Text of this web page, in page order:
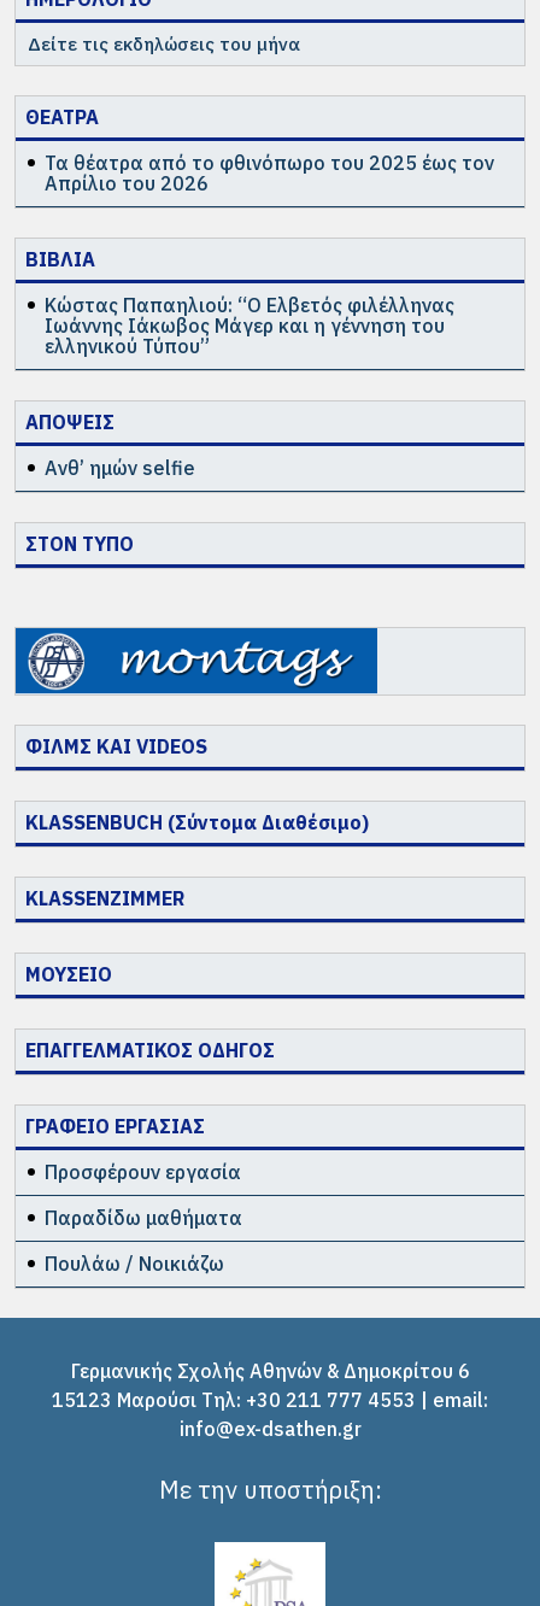
Δείτε τις εκδηλώσεις του μήνα
ΘΕΑΤΡΑ
Τα θέατρα από το φθινόπωρο του 2025 έως τον
Απρίλιο του 2026
ΒΙΒΛΙΑ
Κώστας Παπαηλιού: “Ο Ελβετός φιλέλληνας
Ιωάννης Ιάκωβος Μάγερ και η γέννηση του
ελληνικού Τύπου”
ΑΠΟΨΕΙΣ
Ανθ’ ημών selfie
ΣΤΟΝ ΤΥΠΟ
ΦΙΛΜΣ ΚΑΙ VIDEOS
KLASSENBUCH (Σύντομα Διαθέσιμο)
KLASSENZIMMER
ΜΟΥΣΕΙΟ
ΕΠΑΓΓΕΛΜΑΤΙΚΟΣ ΟΔΗΓΟΣ
ΓΡΑΦΕΙΟ ΕΡΓΑΣΙΑΣ
Προσφέρουν εργασία
Παραδίδω μαθήματα
Πουλάω / Νοικιάζω
Γερμανικής Σχολής Αθηνών & Δημοκρίτου 6
15123 Μαρούσι Tηλ: +30 211 777 4553 | email:
info@ex-dsathen.gr
Με την υποστήριξη: